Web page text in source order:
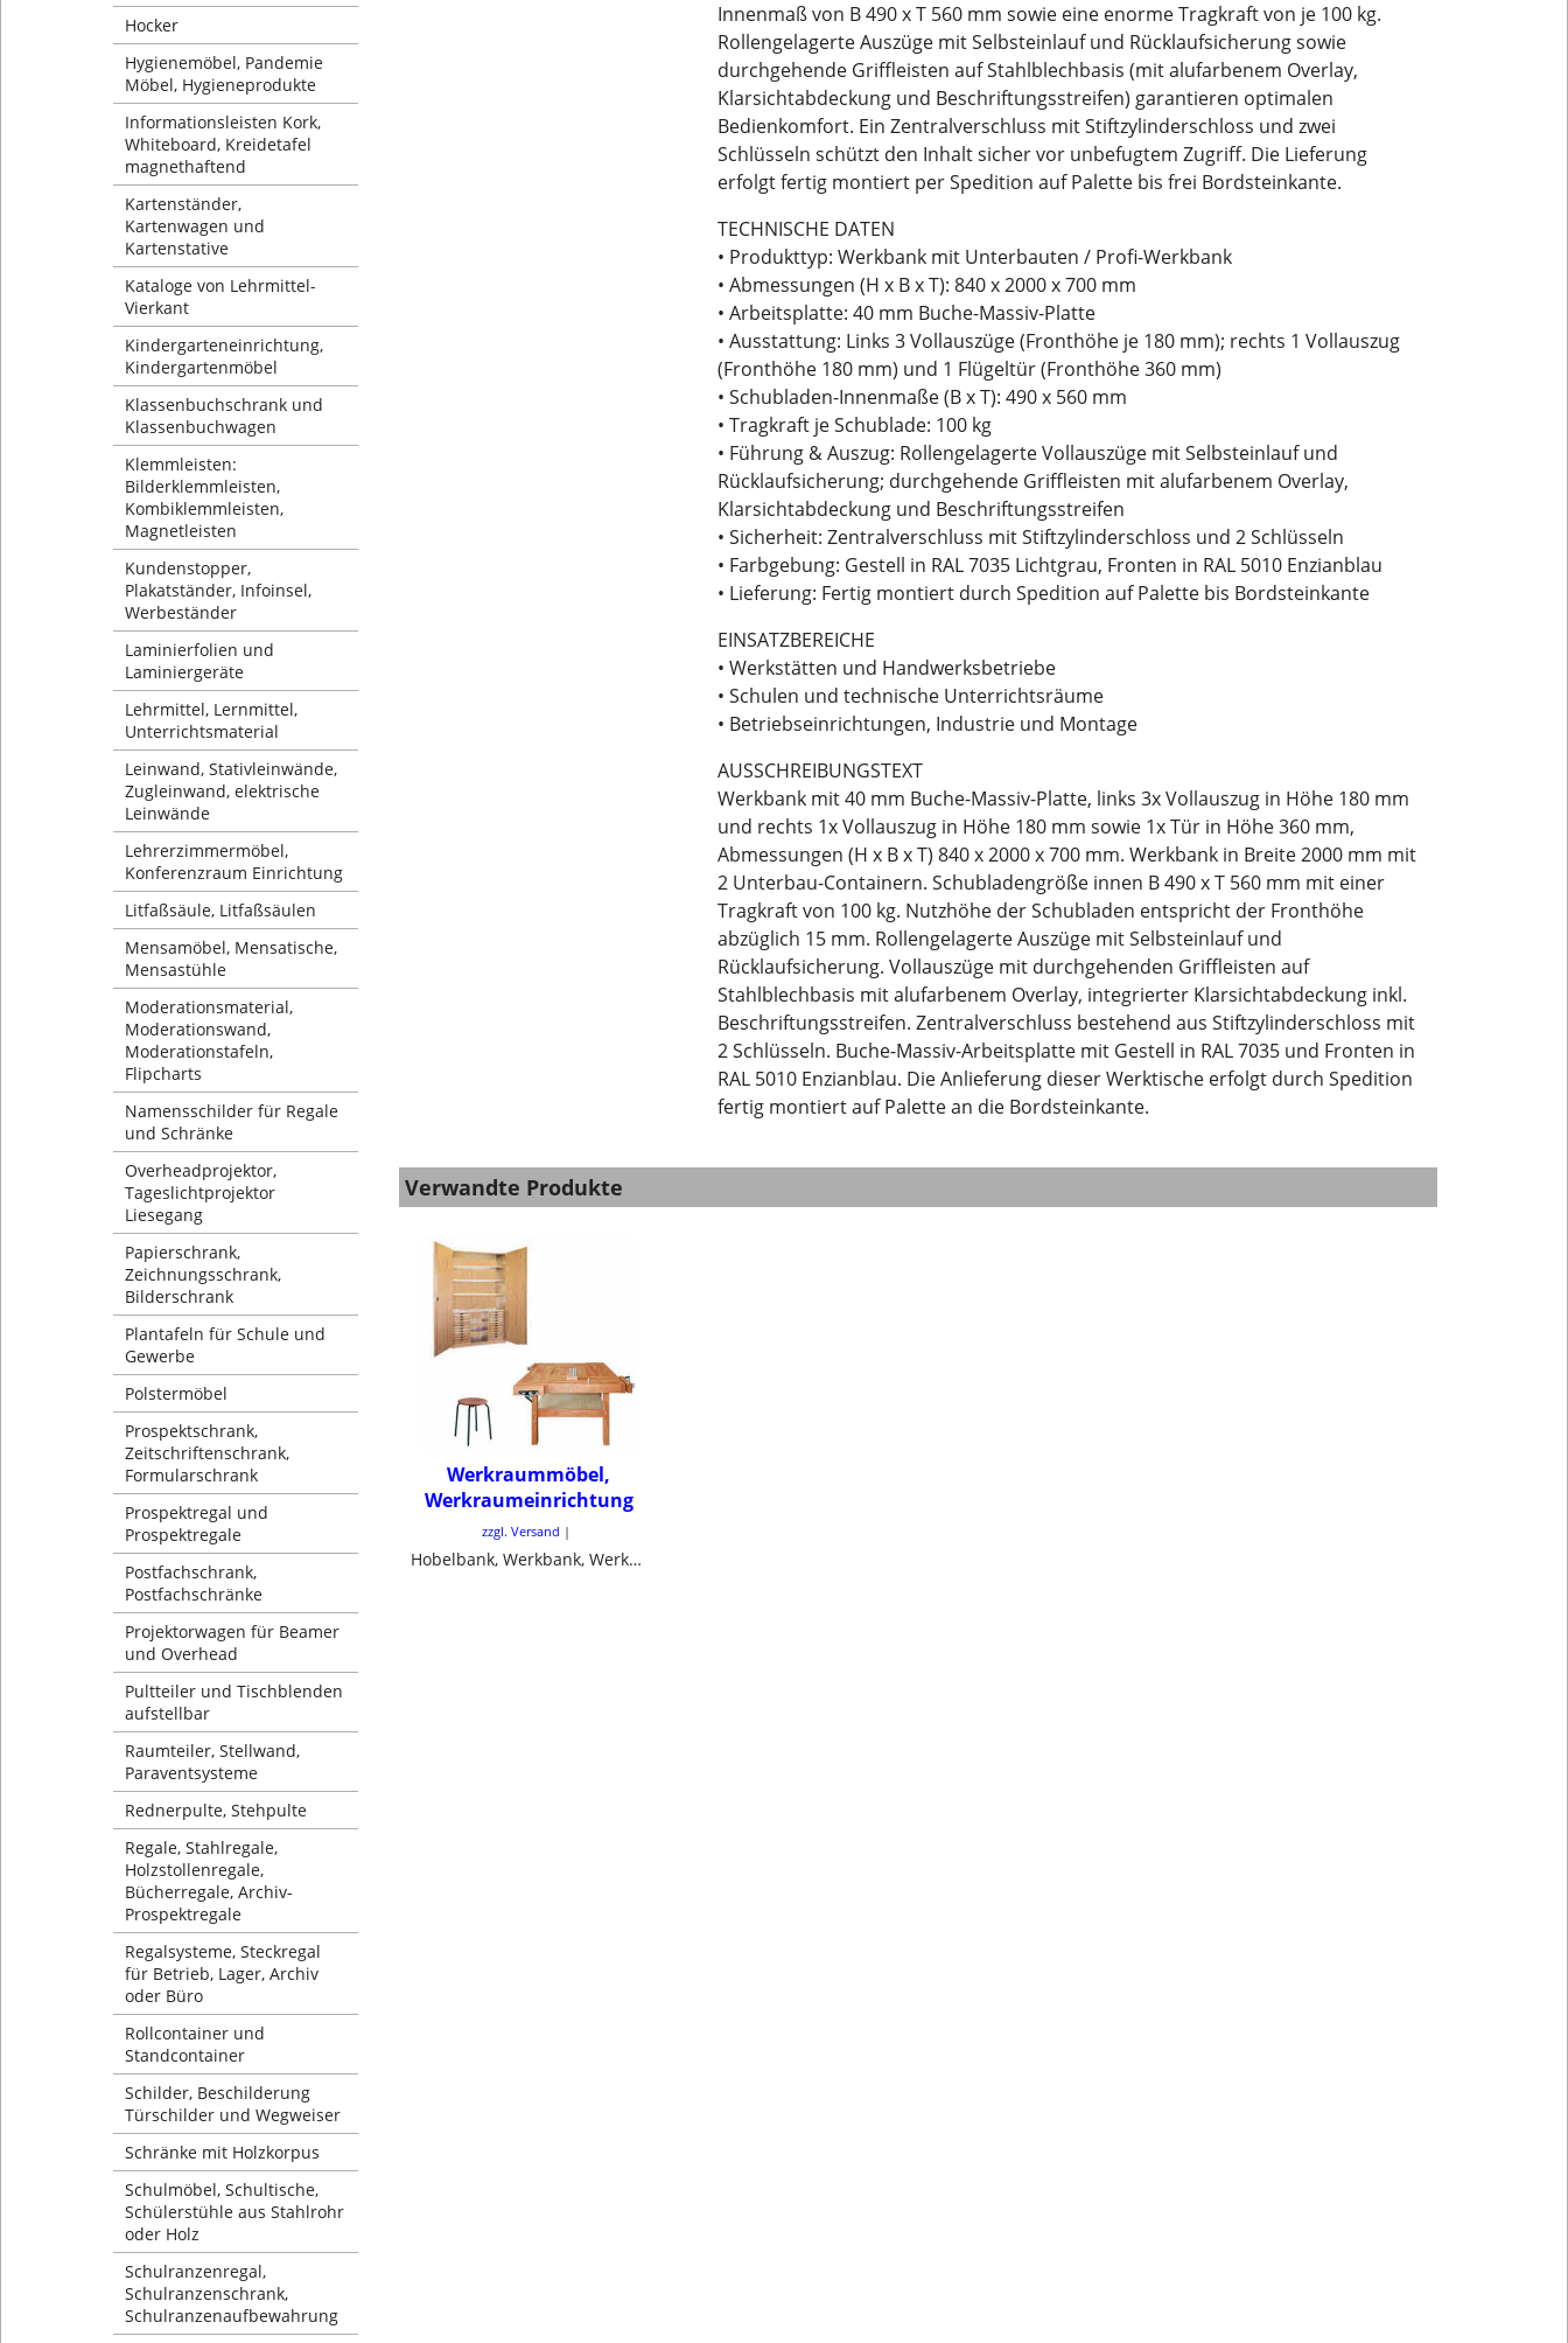
Hocker
Hygienemöbel, Pandemie
Möbel, Hygieneprodukte
Informationsleisten Kork,
Whiteboard, Kreidetafel
magnethaftend
Kartenständer,
Kartenwagen und
Kartenstative
Kataloge von Lehrmittel-
Vierkant
Kindergarteneinrichtung,
Kindergartenmöbel
Klassenbuchschrank und
Klassenbuchwagen
Klemmleisten:
Bilderklemmleisten,
Kombiklemmleisten,
Magnetleisten
Kundenstopper,
Plakatständer, Infoinsel,
Werbeständer
Laminierfolien und
Laminiergeräte
Lehrmittel, Lernmittel,
Unterrichtsmaterial
Leinwand, Stativleinwände,
Zugleinwand, elektrische
Leinwände
Lehrerzimmermöbel,
Konferenzraum Einrichtung
Litfaßsäule, Litfaßsäulen
Mensamöbel, Mensatische,
Mensastühle
Moderationsmaterial,
Moderationswand,
Moderationstafeln,
Flipcharts
Namensschilder für Regale
und Schränke
Overheadprojektor,
Tageslichtprojektor
Liesegang
Papierschrank,
Zeichnungsschrank,
Bilderschrank
Plantafeln für Schule und
Gewerbe
Polstermöbel
Prospektschrank,
Zeitschriftenschrank,
Formularschrank
Prospektregal und
Prospektregale
Postfachschrank,
Postfachschränke
Projektorwagen für Beamer
und Overhead
Pultteiler und Tischblenden
aufstellbar
Raumteiler, Stellwand,
Paraventsysteme
Rednerpulte, Stehpulte
Regale, Stahlregale,
Holzstollenregale,
Bücherregale, Archiv-
Prospektregale
Regalsysteme, Steckregal
für Betrieb, Lager, Archiv
oder Büro
Rollcontainer und
Standcontainer
Schilder, Beschilderung
Türschilder und Wegweiser
Schränke mit Holzkorpus
Schulmöbel, Schultische,
Schülerstühle aus Stahlrohr
oder Holz
Schulranzenregal,
Schulranzenschrank,
Schulranzenaufbewahrung
Innenmaß von B 490 x T 560 mm sowie eine enorme Tragkraft von je 100 kg.
Rollengelagerte Auszüge mit Selbsteinlauf und Rücklaufsicherung sowie
durchgehende Griffleisten auf Stahlblechbasis (mit alufarbenem Overlay,
Klarsichtabdeckung und Beschriftungsstreifen) garantieren optimalen
Bedienkomfort. Ein Zentralverschluss mit Stiftzylinderschloss und zwei
Schlüsseln schützt den Inhalt sicher vor unbefugtem Zugriff. Die Lieferung
erfolgt fertig montiert per Spedition auf Palette bis frei Bordsteinkante.
TECHNISCHE DATEN
• Produkttyp: Werkbank mit Unterbauten / Profi-Werkbank
• Abmessungen (H x B x T): 840 x 2000 x 700 mm
• Arbeitsplatte: 40 mm Buche-Massiv-Platte
• Ausstattung: Links 3 Vollauszüge (Fronthöhe je 180 mm); rechts 1 Vollauszug
(Fronthöhe 180 mm) und 1 Flügeltür (Fronthöhe 360 mm)
• Schubladen-Innenmaße (B x T): 490 x 560 mm
• Tragkraft je Schublade: 100 kg
• Führung & Auszug: Rollengelagerte Vollauszüge mit Selbsteinlauf und
Rücklaufsicherung; durchgehende Griffleisten mit alufarbenem Overlay,
Klarsichtabdeckung und Beschriftungsstreifen
• Sicherheit: Zentralverschluss mit Stiftzylinderschloss und 2 Schlüsseln
• Farbgebung: Gestell in RAL 7035 Lichtgrau, Fronten in RAL 5010 Enzianblau
• Lieferung: Fertig montiert durch Spedition auf Palette bis Bordsteinkante
EINSATZBEREICHE
• Werkstätten und Handwerksbetriebe
• Schulen und technische Unterrichtsräume
• Betriebseinrichtungen, Industrie und Montage
AUSSCHREIBUNGSTEXT
Werkbank mit 40 mm Buche-Massiv-Platte, links 3x Vollauszug in Höhe 180 mm
und rechts 1x Vollauszug in Höhe 180 mm sowie 1x Tür in Höhe 360 mm,
Abmessungen (H x B x T) 840 x 2000 x 700 mm. Werkbank in Breite 2000 mm mit
2 Unterbau-Containern. Schubladengröße innen B 490 x T 560 mm mit einer
Tragkraft von 100 kg. Nutzhöhe der Schubladen entspricht der Fronthöhe
abzüglich 15 mm. Rollengelagerte Auszüge mit Selbsteinlauf und
Rücklaufsicherung. Vollauszüge mit durchgehenden Griffleisten auf
Stahlblechbasis mit alufarbenem Overlay, integrierter Klarsichtabdeckung inkl.
Beschriftungsstreifen. Zentralverschluss bestehend aus Stiftzylinderschloss mit
2 Schlüsseln. Buche-Massiv-Arbeitsplatte mit Gestell in RAL 7035 und Fronten in
RAL 5010 Enzianblau. Die Anlieferung dieser Werktische erfolgt durch Spedition
fertig montiert auf Palette an die Bordsteinkante.
Verwandte Produkte
Werkraummöbel,
Werkraumeinrichtung
zzgl. Versand
Hobelbank, Werkbank, Werktische, Werkschrank, Hocker